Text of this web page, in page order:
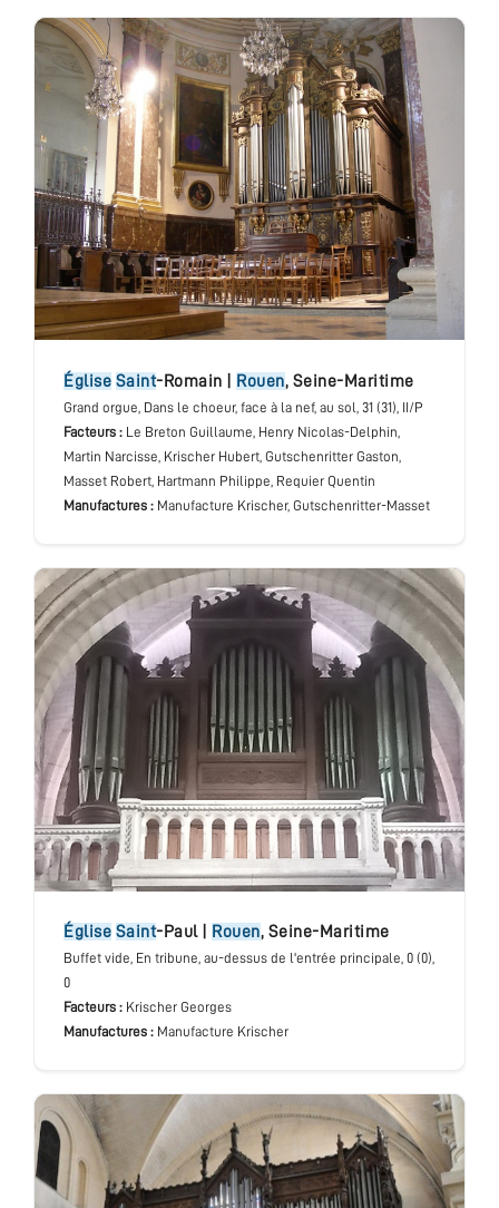
église Saint-Romain Rouen, Seine-Maritime
Grand orgue, Dans le choeur, face à la nef, au sol , 31 (31), II/P
Facteurs : Le Breton Guillaume, Henry Nicolas-Delphin,
Martin Narcisse, Krischer Hubert, Gutschenritter Gaston,
Masset Robert, Hartmann Philippe, Requier Quentin
Manufactures : Manufacture Krischer, Gutschenritter-Masset
église Saint-Paul| Rouen, Seine-Maritime
Buffet vide, En tribune, au-dessus de l'entrée principale, 0 (0),
0
Facteurs : Krischer Georges
Manufactures : Manufacture Krischer